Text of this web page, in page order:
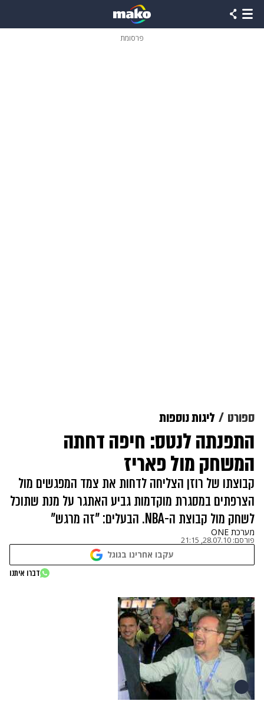
פרסומת
ספורט ליגות נוספות
התפנתה לנטס: חיפה דחתה
המשחק מול פאריז
קבוצתו של רוזן הצליחה לדחות את צמד המפגשים מול
הצרפתים במסגרת מוקדמות גביע האתגר על מנת שתוכל
לשחק מול קבוצת ה-NBA. הבעלים: "זה מרגש"
מערכת ONE
פורסם: 28.07.10, 21:15
עקבו אחרינו בגוגל
דברו איתנו